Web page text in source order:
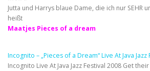
Jutta und Harrys blaue Dame, die ich nur SEHR
heißt
Maatjes Pieces of a dream
Incognito – „Pieces of a Dream“ Live At Java Jazz
Incognito Live At Java Jazz Festival 2008 Get